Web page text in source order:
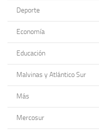
Deporte
Economía
Educación
Malvinas y Atlántico Sur
Más
Mercosur